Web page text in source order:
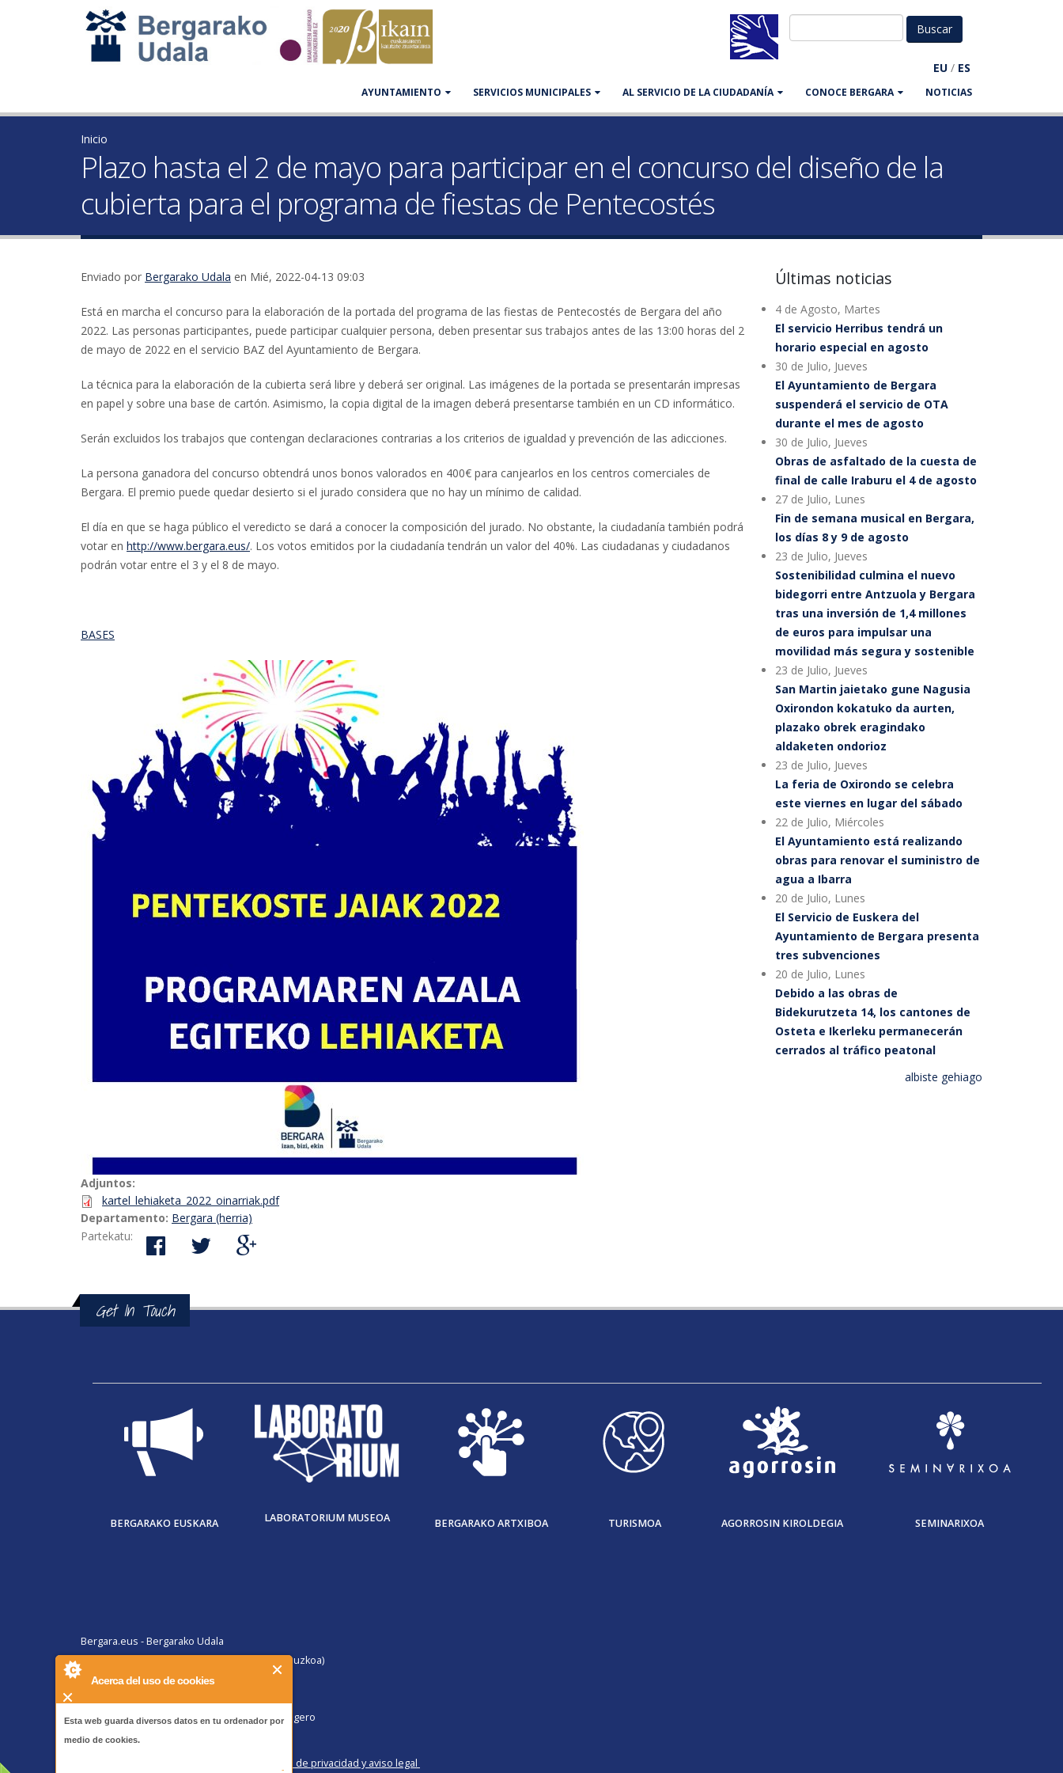
Acerca del uso de cookies
Esta web guarda diversos datos en tu ordenador por
medio de cookies.
-
EU / ES
AYUNTAMIENTO SERVICIOS MUNICIPALES AL SERVICIO DE LA CIUDADANÍA CONOCE BERGARA NOTICIAS
Inicio
Plazo hasta el 2 de mayo para participar en el concurso del diseño de la
cubierta para el programa de fiestas de Pentecostés
Enviado por Bergarako Udala en Mié, 2022-04-13 09:03
Está en marcha el concurso para la elaboración de la portada del programa de las fiestas de Pentecostés de Bergara del año
2022. Las personas participantes, puede participar cualquier persona, deben presentar sus trabajos antes de las 13:00 horas del 2
de mayo de 2022 en el servicio BAZ del Ayuntamiento de Bergara.
La técnica para la elaboración de la cubierta será libre y deberá ser original. Las imágenes de la portada se presentarán impresas
en papel y sobre una base de cartón. Asimismo, la copia digital de la imagen deberá presentarse también en un CD informático.
Serán excluidos los trabajos que contengan declaraciones contrarias a los criterios de igualdad y prevención de las adicciones.
La persona ganadora del concurso obtendrá unos bonos valorados en 400€ para canjearlos en los centros comerciales de
Bergara. El premio puede quedar desierto si el jurado considera que no hay un mínimo de calidad.
El día en que se haga público el veredicto se dará a conocer la composición del jurado. No obstante, la ciudadanía también podrá
votar en http://www.bergara.eus/. Los votos emitidos por la ciudadanía tendrán un valor del 40%. Las ciudadanas y ciudadanos
podrán votar entre el 3 y el 8 de mayo.
BASES
Adjuntos:
kartel_lehiaketa_2022_oinarriak.pdf
Departamento: Bergara (herria)
Partekatu:
Últimas noticias
4 de Agosto, Martes
El servicio Herribus tendrá un
horario especial en agosto
30 de Julio, Jueves
El Ayuntamiento de Bergara
suspenderá el servicio de OTA
durante el mes de agosto
30 de Julio, Jueves
Obras de asfaltado de la cuesta de
final de calle Iraburu el 4 de agosto
27 de Julio, Lunes
Fin de semana musical en Bergara,
los días 8 y 9 de agosto
23 de Julio, Jueves
Sostenibilidad culmina el nuevo
bidegorri entre Antzuola y Bergara
tras una inversión de 1,4 millones
de euros para impulsar una
movilidad más segura y sostenible
23 de Julio, Jueves
San Martin jaietako gune Nagusia
Oxirondon kokatuko da aurten,
plazako obrek eragindako
aldaketen ondorioz
23 de Julio, Jueves
La feria de Oxirondo se celebra
este viernes en lugar del sábado
22 de Julio, Miércoles
El Ayuntamiento está realizando
obras para renovar el suministro de
agua a Ibarra
20 de Julio, Lunes
El Servicio de Euskera del
Ayuntamiento de Bergara presenta
tres subvenciones
20 de Julio, Lunes
Debido a las obras de
Bidekurutzeta 14, los cantones de
Osteta e Ikerleku permanecerán
cerrados al tráfico peatonal
albiste gehiago
Get In Touch
BERGARAKO EUSKARA LABORATORIUM MUSEOA BERGARAKO ARTXIBOA TURISMOA AGORROSIN KIROLDEGIA SEMINARIXOA
Bergara.eus - Bergarako Udala
San Martin Agirre plaza, 1. 20570 Bergara (Gipuzkoa)
B@Z ARRETA ZERBITZUA:
943 77 91 00, Bergaraz kanpotik deituz gero
Faxa 943 77 91 63
Política de privacidad y aviso legal